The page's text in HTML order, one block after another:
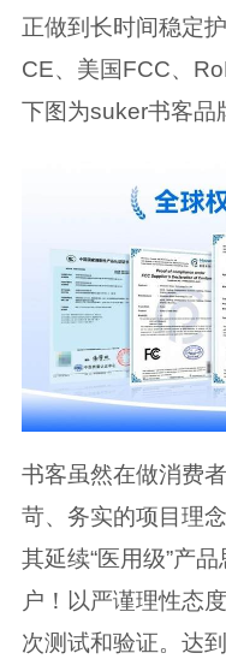
正做到长时间稳定
CE、美国FCC、
下图为suker书客品
书客虽然在做消费
苛、务实的项目理
其延续“医用级”产
户！以严谨理性态
次测试和验证。达